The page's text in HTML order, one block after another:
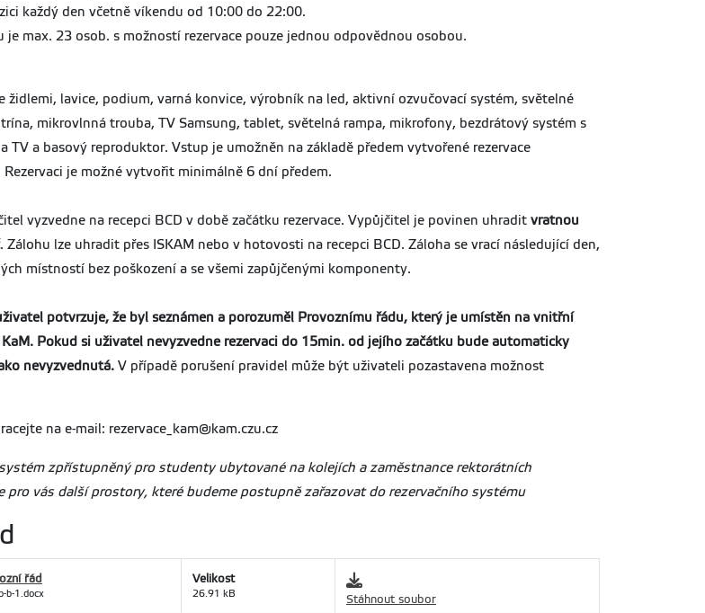
každý den včetně víkendu od 10:00 do 22:00.
je max. 23 osob. s možností rezervace pouze jednou odpovědnou osobou.
židlemi, lavice, podium, varná konvice, výrobník na led, aktivní ozvučovací systém, světelné
mikrovlnná trouba, TV Samsung, tablet, světelná rampa, mikrofony, bezdrátový systém s
TV a basový reproduktor. Vstup je umožněn na základě předem vytvořené rezervace
Rezervaci je možné vytvořit minimálně 6 dní předem.
vyzvedne na recepci BCD v době začátku rezervace. Vypůjčitel je povinen uhradit vratnou
. Zálohu lze uhradit přes ISKAM nebo v hotovosti na recepci BCD. Záloha se vrací následující den,
místností bez poškození a se všemi zapůjčenými komponenty.
potvrzuje, že byl seznámen a porozuměl Provoznímu řádu, který je umístěn na vnitřní
Pokud si uživatel nevyzvedne rezervaci do 15min. od jejího začátku bude automaticky
nevyzvednutá. V případě porušení pravidel může být uživateli pozastavena možnost
na e-mail: rezervace_kam@kam.czu.cz
zpřístupněný pro studenty ubytované na kolejích a zaměstnance rektorátních
pro vás další prostory, které budeme postupně zařazovat do rezervačního systému
řád
b-1.docx
Velikost
26.91 kB Stáhnout soubor